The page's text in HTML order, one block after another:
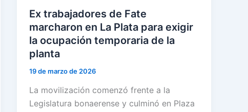
Ex trabajadores de Fate
marcharon en La Plata para exigir
la ocupación temporaria de la
planta
19 de marzo de 2026
La movilización comenzó frente a la
Legislatura bonaerense y culminó en Plaza